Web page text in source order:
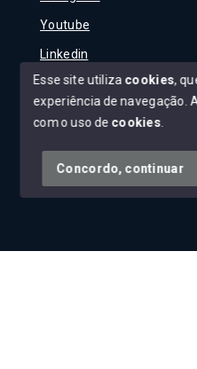
Youtube
Linkedin
© Copyright 2026 - Carla
SITE PARA IMOBILIARIA
Esse site utiliza cookies,
experiência de navegação.
com o uso de cookies
Concordo, continuar